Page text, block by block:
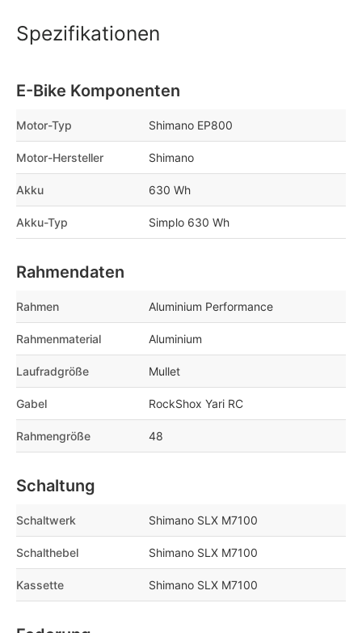
Spezifikationen
E-Bike Komponenten
Motor-Typ Shimano EP800
Motor-Hersteller Shimano
Akku 630 Wh
Akku-Typ Simplo 630 Wh
Rahmendaten
Rahmen Aluminium Performance
Rahmenmaterial Aluminium
Laufradgröße Mullet
Gabel RockShox Yari RC
Rahmengröße 48
Schaltung
Schaltwerk Shimano SLX M7100
Schalthebel Shimano SLX M7100
Kassette Shimano SLX M7100